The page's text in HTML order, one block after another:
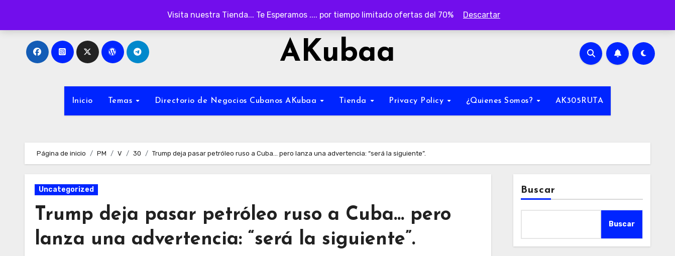
Visita nuestra Tienda... Te Esperamos .... por tiempo limitado ofertas del 70% Descartar
AKubaa
Inicio Temas Directorio de Negocios Cubanos AKubaa Tienda Privacy Policy ¿Quienes Somos? AK305RUTA
Página de inicio PM V 30 Trump deja pasar petróleo ruso a Cuba… pero lanza una advertencia: “será la siguiente”.
Uncategorized
Trump deja pasar petróleo ruso a Cuba… pero
lanza una advertencia: “será la siguiente”.
Buscar
Buscar